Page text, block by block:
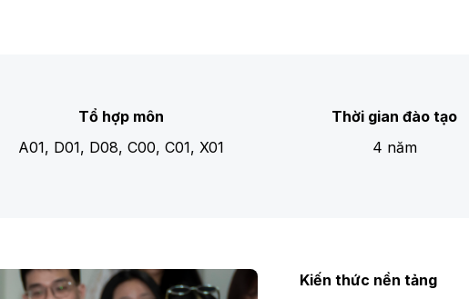
Tổ hợp môn
A01, D01, D08, C00, C01, X01
Thời gian đào tạo
4 năm
Kiến thức nền tảng